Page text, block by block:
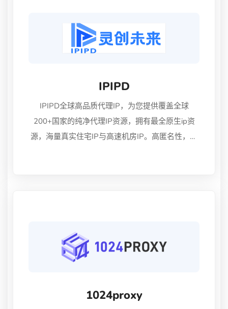
IPIPD
IPIPD全球高品质代理IP，为您提供覆盖全球
200+国家的纯净代理IP资源，拥有最全原生ip资
源，海量真实住宅IP与高速机房IP。高匿名性，有
1024proxy